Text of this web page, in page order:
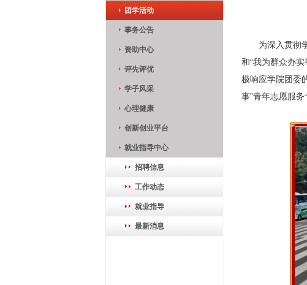
团学活动
事务公告
资助中心
评先评优
学子风采
心理健康
创新创业平台
就业指导中心
招聘信息
工作动态
就业指导
最新消息
为深入贯彻
和“我为群众办
极响应学院团委
事”青年志愿服务